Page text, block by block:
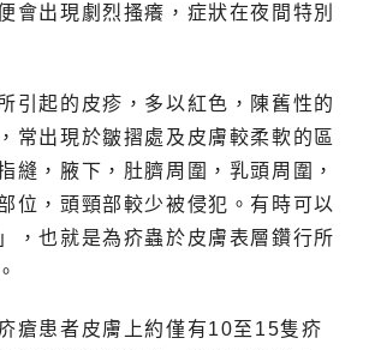
會出現劇烈搔癢，症狀在夜間特別
引起的皮疹，多以紅色，陳舊性的
常出現於皺摺處及皮膚較柔軟的區
縫，腋下，肚臍周圍，乳頭周圍，
位，頭頸部較少被侵犯。有時可以
，也就是為疥蟲於皮膚表層鑽行所
瘡患者皮膚上約僅有10至15隻疥